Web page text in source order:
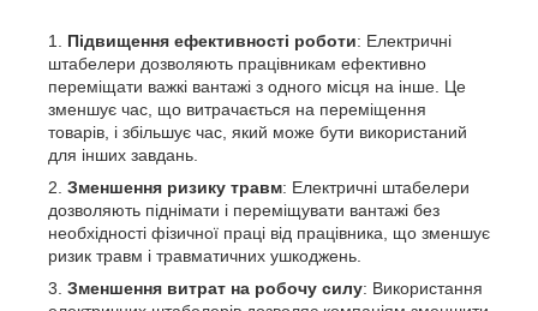
Підвищення ефективності роботи: Електричні
штабелери дозволяють працівникам ефективно
переміщати важкі вантажі з одного місця на інше. Це
зменшує час, що витрачається на переміщення
товарів, і збільшує час, який може бути використаний
для інших завдань.
Зменшення ризику травм: Електричні штабелери
дозволяють піднімати і переміщувати вантажі без
необхідності фізичної праці від працівника, що зменшує
ризик травм і травматичних ушкоджень.
Зменшення витрат на робочу силу: Використання